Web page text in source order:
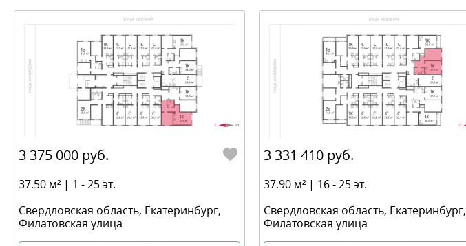
3 375 000 руб.
37.50 м² | 1 - 25 эт.
Свердловская область, Екатеринбург,
Филатовская улица
3 331 410 руб.
37.90 м² | 16 - 25 эт.
Свердловская область, Екатеринбург,
Филатовская улица